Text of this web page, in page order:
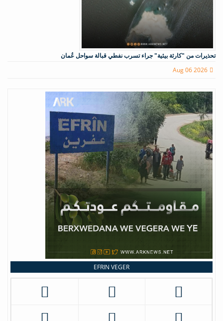
تحذيرات من "كارثة بيئية" جراء تسرب نفطي قبالة سواحل عُمان
Aug 06 2026
EFRIN VEGER